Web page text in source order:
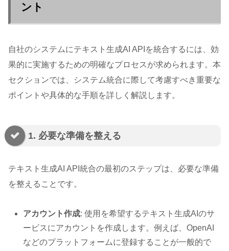
ント
自社のシステムにテキスト生成AI APIを統合するには、効
果的に実施するための明確なプロセスが求められます。本
セクションでは、システム統合に際して考慮すべき重要な
ポイントや具体的な手順を詳しく解説します。
1. 必要な準備を整える
テキスト生成AI API統合の最初のステップは、必要な準備
を整えることです。
アカウント作成: 使用を希望するテキスト生成AIのサ
ービスにアカウントを作成します。例えば、OpenAI
などのプラットフォームに登録することが一般的で